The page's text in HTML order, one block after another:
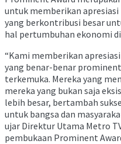
untuk memberikan apresiasi
yang berkontribusi besar
hal pertumbuhan ekonomi di
“Kami memberikan
yang benar-benar
terkemuka. Mereka yang
mereka yang bukan saja
lebih besar, bertambah
untuk bangsa dan
ujar Direktur Utama Metro
pembukaan Prominent